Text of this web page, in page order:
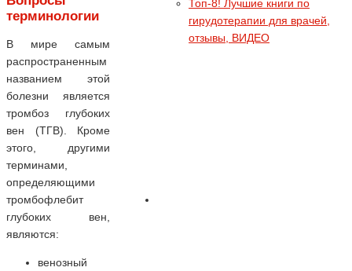
терминологии
В мире самым
распространенным
названием этой
болезни является
тромбоз глубоких
вен (ТГВ). Кроме
этого, другими
терминами,
определяющими
тромбофлебит
глубоких вен,
являются:
венозный
Топ-8! Лучшие книги по
гирудотерапии для врачей,
отзывы, ВИДЕО